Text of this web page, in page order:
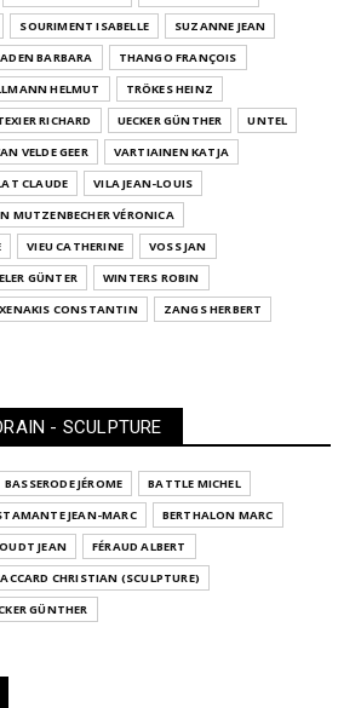
SOURIMENT ISABELLE
SUZANNE JEAN
BARBARA
THANGO FRANÇOIS
HELMUT
TRÖKES HEINZ
RICHARD UECKER GÜNTHER
UNTEL
VELDE GEER
VARTIAINEN KATJA
CLAUDE
VILA JEAN-LOUIS
MUTZENBECHER VÉRONICA
VIEU CATHERINE
VOSS JAN
GÜNTER
WINTERS ROBIN
XENAKIS CONSTANTIN
ZANGS HERBERT
- SCULPTURE
BASSERODE JÉROME
BATTLE MICHEL
JEAN-MARC
BERTHALON MARC
JEAN
FÉRAUD ALBERT
CHRISTIAN (SCULPTURE)
GÜNTHER